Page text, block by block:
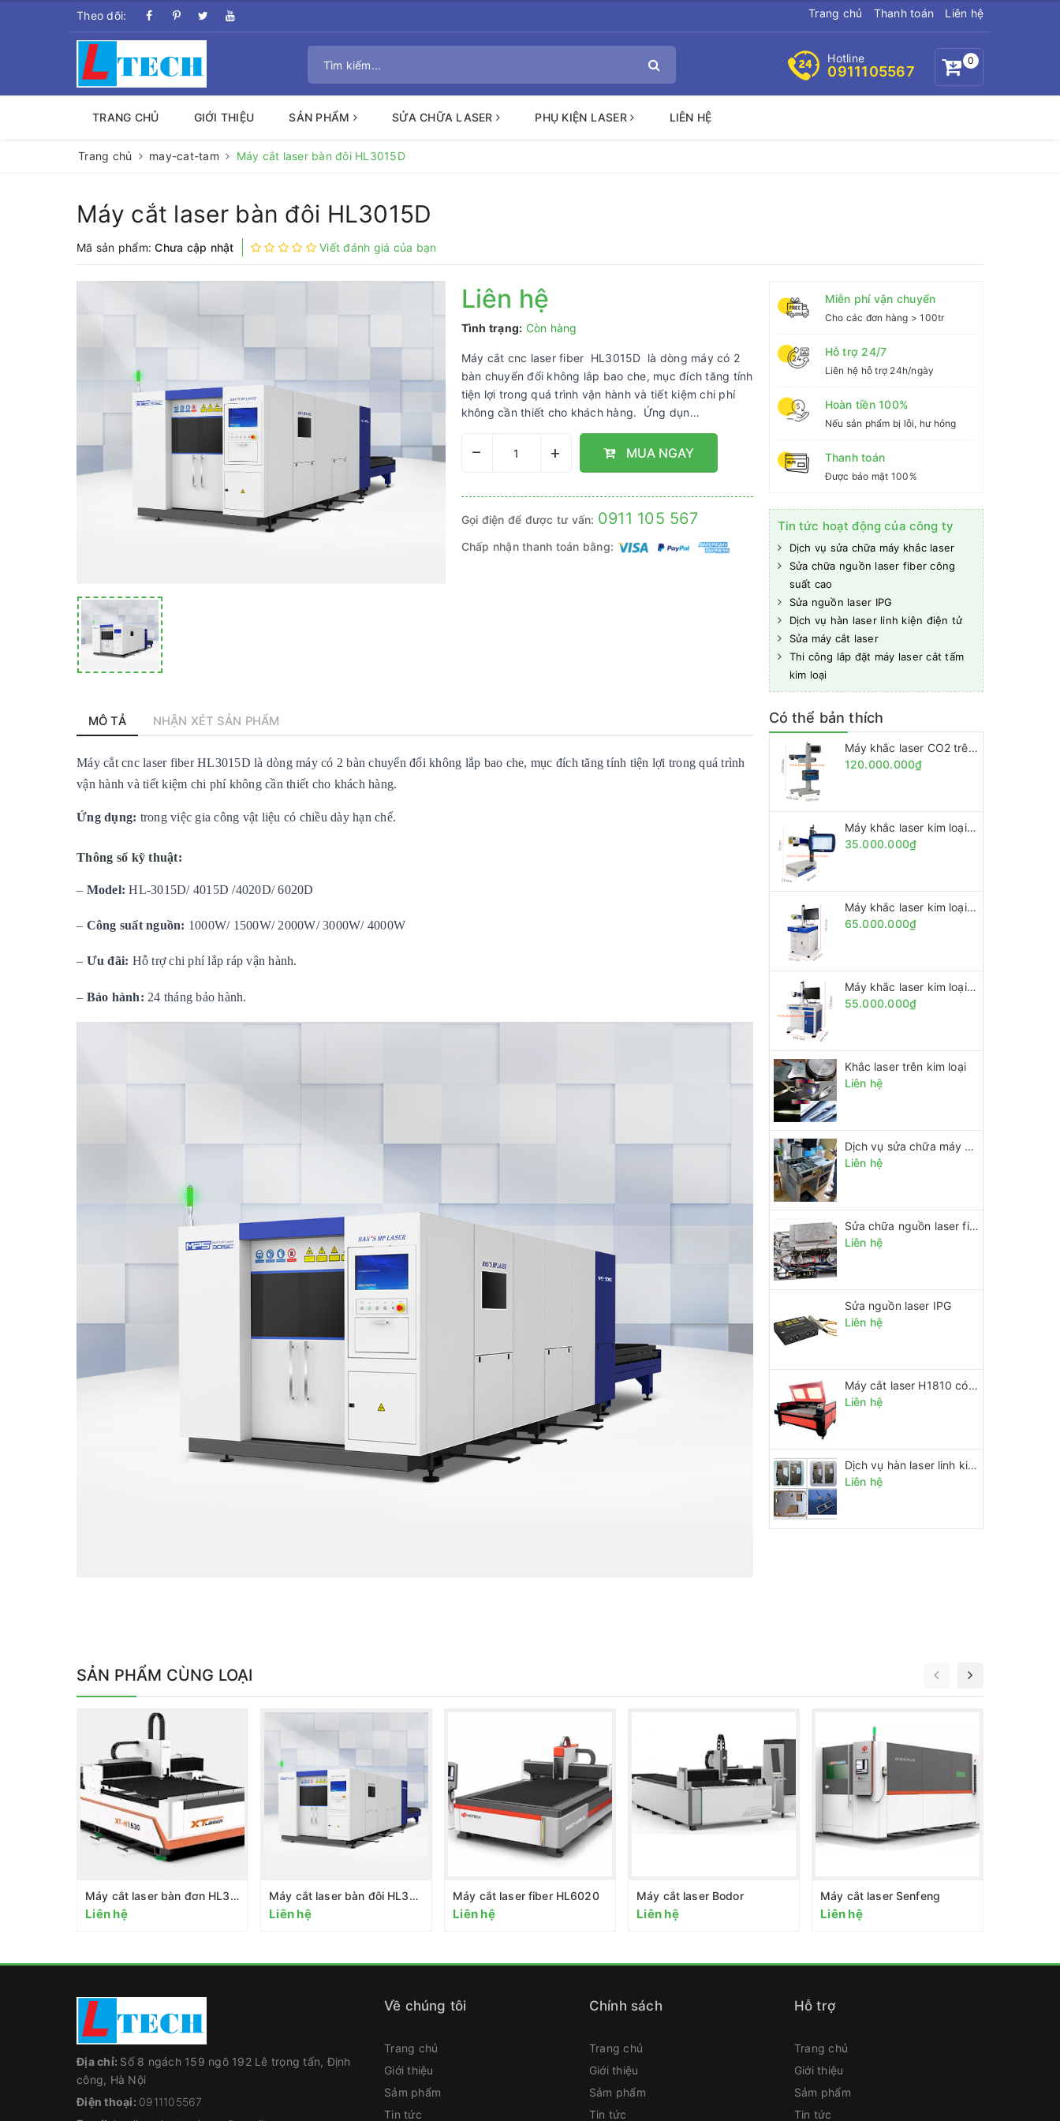
Theo dõi: Trang chủ Thanh toán Liên hệ
0
Hotline
0911105567
TRANG CHỦ GIỚI THIỆU SẢN PHẨM SỬA CHỮA LASER PHỤ KIỆN LASER LIÊN HỆ
Trang chủ may-cat-tam Máy cắt laser bàn đôi HL3015D
Máy cắt laser bàn đôi HL3015D
Mã sản phẩm:Chưa cập nhật Viết đánh giá của bạn
Liên hệ
Tình trạng: Còn hàng
Máy cắt cnc laser fiber HL3015D là dòng máy có 2
bàn chuyển đổi không lắp bao che, mục đích tăng tính
tiện lợi trong quá trình vận hành và tiết kiệm chi phí
không cần thiết cho khách hàng. Ứng dụn…
– + MUA NGAY
Gọi điện để được tư vấn: 0911 105 567
Chấp nhận thanh toán bằng:
Miễn phí vận chuyển
Cho các đơn hàng > 100tr
Hỗ trợ 24/7
Liên hệ hỗ trợ 24h/ngày
Hoàn tiền 100%
Nếu sản phẩm bị lỗi, hư hỏng
Thanh toán
Được bảo mật 100%
Tin tức hoạt động của công ty
Dịch vụ sửa chữa máy khắc laser
Sửa chữa nguồn laser fiber công
suất cao
Sửa nguồn laser IPG
Dịch vụ hàn laser linh kiện điện tử
Sửa máy cắt laser
Thi công lắp đặt máy laser cắt tấm
kim loại
MÔ TẢ NHẬN XÉT SẢN PHẨM
Máy cắt cnc laser fiberHL3015D là dòng máy có 2 bàn chuyển đổi không lắp bao che, mục đích tăng tính tiện lợi trong quá trình
vận hành và tiết kiệm chi phí không cần thiết cho khách hàng.
Ứng dụng: trong việc gia công vật liệu có chiều dày hạn chế.
Thông số kỹ thuật:
– Model: HL-3015D/ 4015D /4020D/ 6020D
– Công suất nguồn: 1000W/ 1500W/ 2000W/ 3000W/ 4000W
– Ưu đãi: Hỗ trợ chi phí lắp ráp vận hành.
– Bảo hành: 24 tháng bảo hành.
Có thể bản thích
Máy khắc laser CO2 trên băng tải Laser marking fly
120.000.000₫
Máy khắc laser kim loại 20w MINI
35.000.000₫
Máy khắc laser kim loại 30w
65.000.000₫
Máy khắc laser kim loại 20w
55.000.000₫
Khắc laser trên kim loại
Liên hệ
Dịch vụ sửa chữa máy khắc laser
Liên hệ
Sửa chữa nguồn laser fiber công suất cao
Liên hệ
Sửa nguồn laser IPG
Liên hệ
Máy cắt laser H1810 có lô cuốn tự động
Liên hệ
Dịch vụ hàn laser linh kiện điện tử
Liên hệ
SẢN PHẨM CÙNG LOẠI
Máy cắt laser bàn đơn HL3015
Liên hệ
Máy cắt laser bàn đôi HL3015D
Liên hệ
Máy cắt laser fiber HL6020
Liên hệ
Máy cắt laser Bodor
Liên hệ
Máy cắt laser Senfeng
Liên hệ
Địa chỉ: Số 8 ngách 159 ngõ 192 Lê trọng tấn, Định
công, Hà Nội
Điện thoại: 0911105567
Về chúng tôi
Trang chủ
Giới thiệu
Sảm phẩm
Tin tức
Chính sách
Trang chủ
Giới thiệu
Sảm phẩm
Tin tức
Hỗ trợ
Trang chủ
Giới thiệu
Sảm phẩm
Tin tức